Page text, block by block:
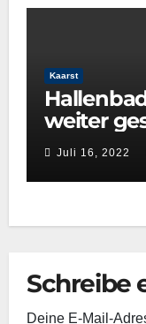
Kaarst
weiter
Juli 16, 2022
Schreibe
Deine E-Mail-